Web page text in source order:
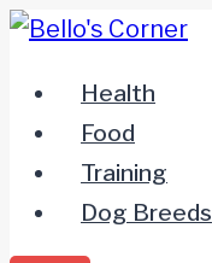
Zum
springenHealth
Food
Training
Dog Breeds